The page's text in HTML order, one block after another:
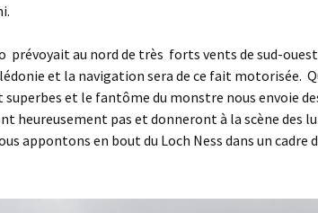
prévoyait au nord de très forts vents de sud-
et la navigation sera de ce fait motorisée.
et le fantôme du monstre nous envoie
heureusement pas et donneront à la scène des
appontons en bout du Loch Ness dans un cadre